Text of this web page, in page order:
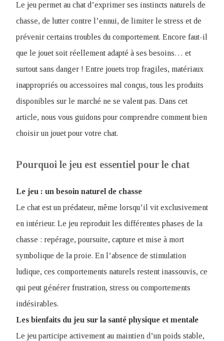
Le jeu permet au chat d’exprimer ses instincts naturels de
chasse, de lutter contre l’ennui, de limiter le stress et de
prévenir certains troubles du comportement. Encore faut-il
que le jouet soit réellement adapté à ses besoins… et
surtout sans danger ! Entre jouets trop fragiles, matériaux
inappropriés ou accessoires mal conçus, tous les produits
disponibles sur le marché ne se valent pas. Dans cet
article, nous vous guidons pour comprendre comment bien
choisir un jouet pour votre chat.
Pourquoi le jeu est essentiel pour le chat
Le jeu : un besoin naturel de chasse
Le chat est un prédateur, même lorsqu’il vit exclusivement
en intérieur. Le jeu reproduit les différentes phases de la
chasse : repérage, poursuite, capture et mise à mort
symbolique de la proie. En l’absence de stimulation
ludique, ces comportements naturels restent inassouvis, ce
qui peut générer frustration, stress ou comportements
indésirables.
Les bienfaits du jeu sur la santé physique et mentale
Le jeu participe activement au maintien d’un poids stable,